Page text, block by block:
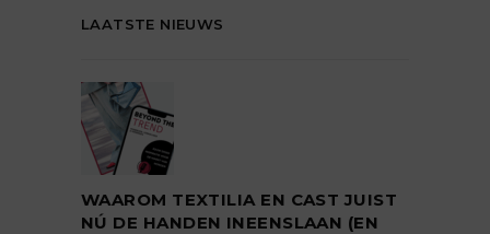
LAATSTE NIEUWS
WAAROM TEXTILIA EN CAST JUIST
NÚ DE HANDEN INEENSLAAN (EN